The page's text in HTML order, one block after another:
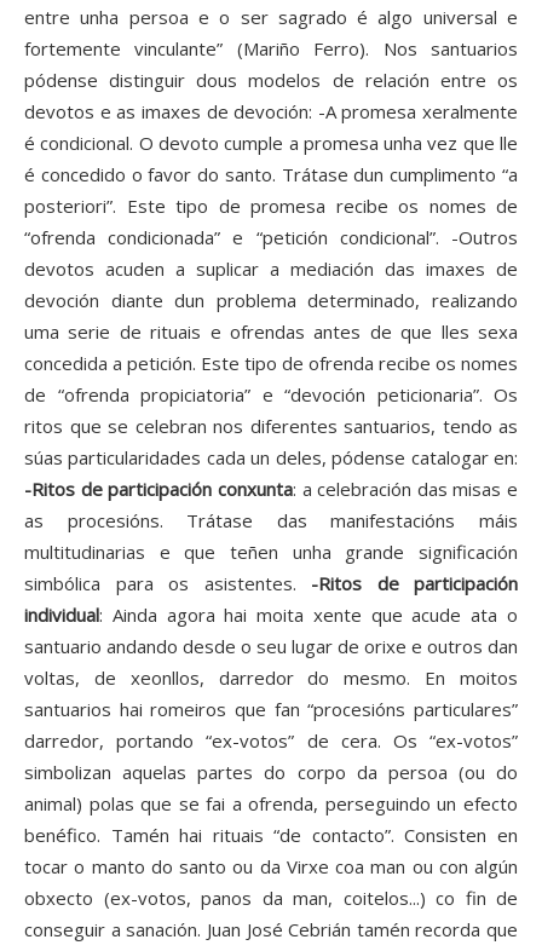
entre unha persoa e o ser sagrado é algo universal e
fortemente vinculante” (Mariño Ferro). Nos santuarios
pódense distinguir dous modelos de relación entre os
devotos e as imaxes de devoción: -A promesa xeralmente
é condicional. O devoto cumple a promesa unha vez que lle
é concedido o favor do santo. Trátase dun cumplimento “a
posteriori”. Este tipo de promesa recibe os nomes de
“ofrenda condicionada” e “petición condicional”. -Outros
devotos acuden a suplicar a mediación das imaxes de
devoción diante dun problema determinado, realizando
uma serie de rituais e ofrendas antes de que lles sexa
concedida a petición. Este tipo de ofrenda recibe os nomes
de “ofrenda propiciatoria” e “devoción peticionaria”. Os
ritos que se celebran nos diferentes santuarios, tendo as
súas particularidades cada un deles, pódense catalogar en:
-Ritos de participación conxunta: a celebración das misas e
as procesións. Trátase das manifestacións máis
multitudinarias e que teñen unha grande significación
simbólica para os asistentes. -Ritos de participación
individual: Ainda agora hai moita xente que acude ata o
santuario andando desde o seu lugar de orixe e outros dan
voltas, de xeonllos, darredor do mesmo. En moitos
santuarios hai romeiros que fan “procesións particulares”
darredor, portando “ex-votos” de cera. Os “ex-votos”
simbolizan aquelas partes do corpo da persoa (ou do
animal) polas que se fai a ofrenda, perseguindo un efecto
benéfico. Tamén hai rituais “de contacto”. Consisten en
tocar o manto do santo ou da Virxe coa man ou con algún
obxecto (ex-votos, panos da man, coitelos...) co fin de
conseguir a sanación. Juan José Cebrián tamén recorda que